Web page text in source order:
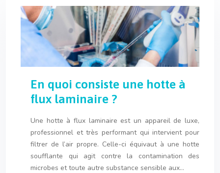
En quoi consiste une hotte à
flux laminaire ?
Une hotte à flux laminaire est un appareil de luxe,
professionnel et très performant qui intervient pour
filtrer de l’air propre. Celle-ci équivaut à une hotte
soufflante qui agit contre la contamination des
microbes et toute autre substance sensible aux…